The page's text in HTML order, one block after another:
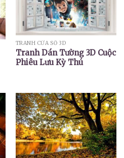
TRANH CỬA SỔ 3D
Tranh Dán Tường 3D Cuộc
Phiêu Lưu Kỳ Thú